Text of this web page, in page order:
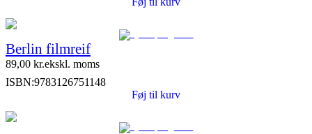
Berlin filmreif
89,00 kr.ekskl. moms
ISBN:9783126751148
Føj til kurv